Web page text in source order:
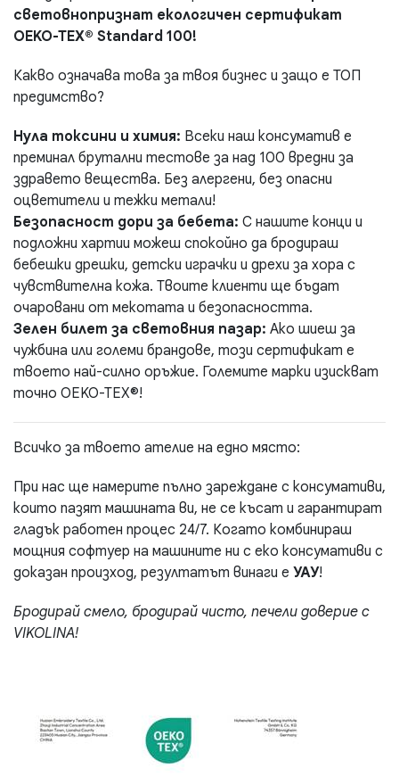
световнопризнат екологичен сертификат
OEKO-TEX® Standard 100!
Какво означава това за твоя бизнес и защо е ТОП
предимство?
Нула токсини и химия: Всеки наш консуматив е
преминал брутални тестове за над 100 вредни за
здравето вещества. Без алергени, без опасни
оцветители и тежки метали!
Безопасност дори за бебета: С нашите конци и
подложни хартии можеш спокойно да бродираш
бебешки дрешки, детски играчки и дрехи за хора с
чувствителна кожа. Твоите клиенти ще бъдат
очаровани от мекотата и безопасността.
Зелен билет за световния пазар: Ако шиеш за
чужбина или големи брандове, този сертификат е
твоето най-силно оръжие. Големите марки изискват
точно OEKO-TEX®!
Всичко за твоето ателие на едно място:
При нас ще намерите пълно зареждане с консумативи,
които пазят машината ви, не се късат и гарантират
гладък работен процес 24/7. Когато комбинираш
мощния софтуер на машините ни с еко консумативи с
доказан произход, резултатът винаги е УАУ!
Бродирай смело, бродирай чисто, печели доверие с
VIKOLINA!